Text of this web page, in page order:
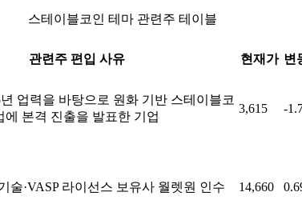
스테이블코인 테마 관련주 테이블
관련주 편입 사유 현재가 변
업력을 바탕으로 원화 기반 스테이블코
에 본격 진출을 발표한 기업
3,615 -
술·VASP 라이선스 보유사 월렛원 인수 14,660